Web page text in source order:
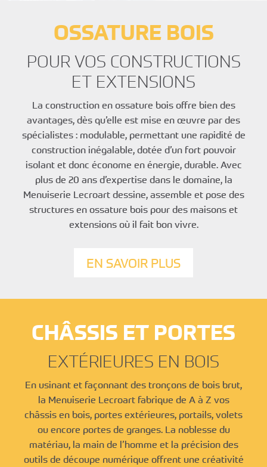
OSSATURE BOIS
POUR VOS CONSTRUCTIONS
ET EXTENSIONS
La construction en ossature bois offre bien des
avantages, dès qu’elle est mise en œuvre par des
spécialistes : modulable, permettant une rapidité de
construction inégalable, dotée d’un fort pouvoir
isolant et donc économe en énergie, durable. Avec
plus de 20 ans d’expertise dans le domaine, la
Menuiserie Lecroart dessine, assemble et pose des
structures en ossature bois pour des maisons et
extensions où il fait bon vivre.
EN SAVOIR PLUS
CHÂSSIS ET PORTES
EXTÉRIEURES EN BOIS
En usinant et façonnant des tronçons de bois brut,
la Menuiserie Lecroart fabrique de A à Z vos
châssis en bois, portes extérieures, portails, volets
ou encore portes de granges. La noblesse du
matériau, la main de l’homme et la précision des
outils de découpe numérique offrent une créativité